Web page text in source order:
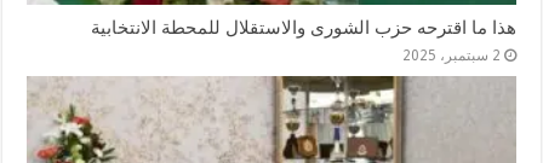
هذا ما اقترحه حزب الشورى والاستقلال للمحطة الانتخابية
2 سبتمبر، 2025